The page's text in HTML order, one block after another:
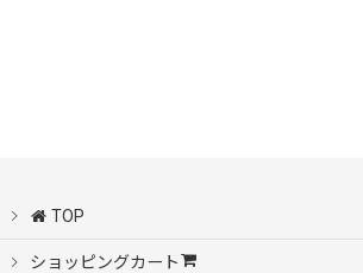
TOP
ショッピングカート